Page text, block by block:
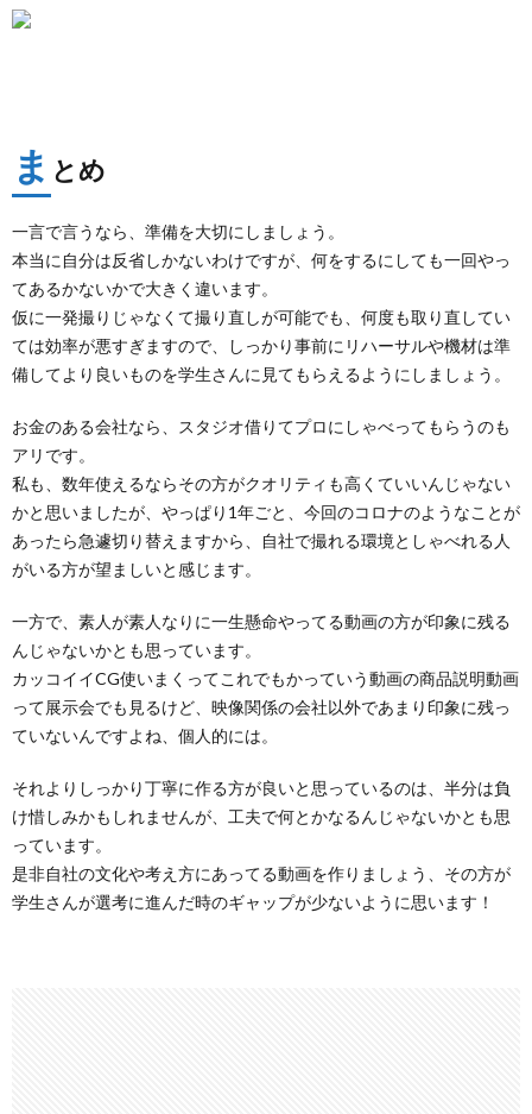
ま とめ
一言で言うなら、準備を大切にしましょう。
本当に自分は反省しかないわけですが、何をするにしても一回やっ
てあるかないかで大きく違います。
仮に一発撮りじゃなくて撮り直しが可能でも、何度も取り直してい
ては効率が悪すぎますので、しっかり事前にリハーサルや機材は準
備してより良いものを学生さんに見てもらえるようにしましょう。
お金のある会社なら、スタジオ借りてプロにしゃべってもらうのも
アリです。
私も、数年使えるならその方がクオリティも高くていいんじゃない
かと思いましたが、やっぱり1年ごと、今回のコロナのようなことが
あったら急遽切り替えますから、自社で撮れる環境としゃべれる人
がいる方が望ましいと感じます。
一方で、素人が素人なりに一生懸命やってる動画の方が印象に残る
んじゃないかとも思っています。
カッコイイCG使いまくってこれでもかっていう動画の商品説明動画
って展示会でも見るけど、映像関係の会社以外であまり印象に残っ
ていないんですよね、個人的には。
それよりしっかり丁寧に作る方が良いと思っているのは、半分は負
け惜しみかもしれませんが、工夫で何とかなるんじゃないかとも思
っています。
是非自社の文化や考え方にあってる動画を作りましょう、その方が
学生さんが選考に進んだ時のギャップが少ないように思います！